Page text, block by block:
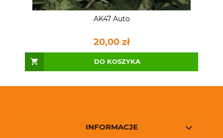
AK47 Auto
20,00 zł
DO KOSZYKA
INFORMACJE